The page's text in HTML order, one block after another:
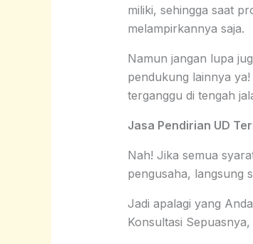
miliki, sehingga saat
melampirkannya saja.
Namun jangan lupa
pendukung lainnya
terganggu di tengah
Jasa Pendirian UD
Nah! Jika semua
pengusaha, langsung
Jadi apalagi yang
Konsultasi